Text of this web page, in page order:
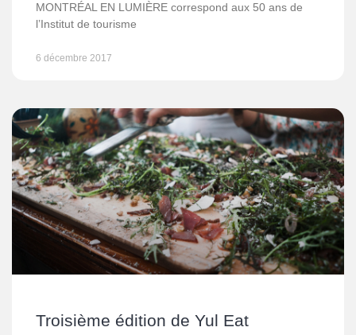
MONTRÉAL EN LUMIÈRE correspond aux 50 ans de
l’Institut de tourisme
6 décembre 2017
Troisième édition de Yul Eat